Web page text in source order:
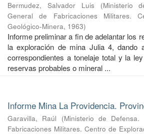
Bermudez, Salvador Luis (Ministerio
General de Fabricaciones Militares.
Geológico-Minera, 1963)
Informe preliminar a fin de adelantar los
la exploración de mina Julia 4, dando
correspondientes a tonelaje total y la
reservas probables o mineral ...
Informe Mina La Providencia.
Garavilla, Raúl (Ministerio de
Fabricaciones Militares. Centro de